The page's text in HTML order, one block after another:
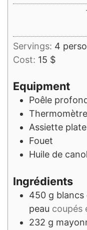
Servings: 4
Cost: 15 $
Equipment
Poêle
Assiette plate
Fouet
Huile de
Ingrédients
450 g blancs
peau coupés
232 g